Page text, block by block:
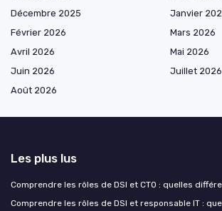
Décembre 2025
Janvier
Février 2026
Mars 2026
Avril 2026
Mai 2026
Juin 2026
Juillet 2026
Août 2026
Les plus lus
Comprendre les rôles de DSI et CTO : quelles
Comprendre les rôles de DSI et responsable IT :